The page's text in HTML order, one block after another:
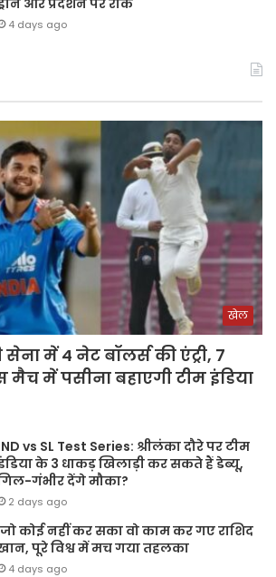
और प्रदर्शन पर रोक
4 days ago
खेल
में 4 नेट बॉलर्स की एंट्री, 7
में पसीना बहाएगी टीम इंडिया
vs SL Test Series: श्रीलंका दौरे पर टीम
के 3 धाकड़ खिलाड़ी कर सकते हैं डेब्यू,
गंभीर देंगे मौका?
2 days ago
जो कोई नहीं कर सका वो काम कर गए राशिद
पूरे विश्व में मच गया तहलका
4 days ago